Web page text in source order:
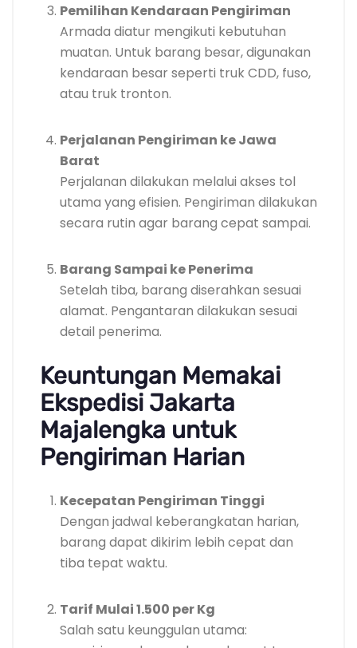
Pemilihan Kendaraan Pengiriman
Armada diatur mengikuti kebutuhan
muatan. Untuk barang besar, digunakan
kendaraan besar seperti truk CDD, fuso,
atau truk tronton.
Perjalanan Pengiriman ke Jawa
Barat
Perjalanan dilakukan melalui akses tol
utama yang efisien. Pengiriman dilakukan
secara rutin agar barang cepat sampai.
Barang Sampai ke Penerima
Setelah tiba, barang diserahkan sesuai
alamat. Pengantaran dilakukan sesuai
detail penerima.
Keuntungan Memakai
Ekspedisi Jakarta
Majalengka untuk
Pengiriman Harian
Kecepatan Pengiriman Tinggi
Dengan jadwal keberangkatan harian,
barang dapat dikirim lebih cepat dan
tiba tepat waktu.
Tarif Mulai 1.500 per Kg
Salah satu keunggulan utama: